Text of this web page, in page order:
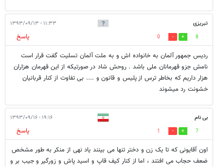
تبریزی ۱۱:۳۳ - ۱۳۹۳/۰۹/۱۳
8
0
پاسخ
ردیس جمهور آلمان به خانواده اش و به ملت آلمان تسلیت گفت قرار است
نامش جزو قهرمانان ملی باشد . روحش شاد در صورتیکه از این قهرمان هزاران
هزار داریم که بخاطر ترس از پلیس و قانون و .... بی تفاوت از کنار قربانیان
خشونت رد میشوند
بی نام ۱۹:۱۶ - ۱۳۹۳/۰۹/۱۶
7
1
پاسخ
اون آقایونی که تا یک زن و دختر تنها می بینند یاد نهی از منکر به طور مشخص
ضعف حجاب می افتند ، اما از کنار کیف قاپ و اسید پاش و زورگیر و جیب بر و